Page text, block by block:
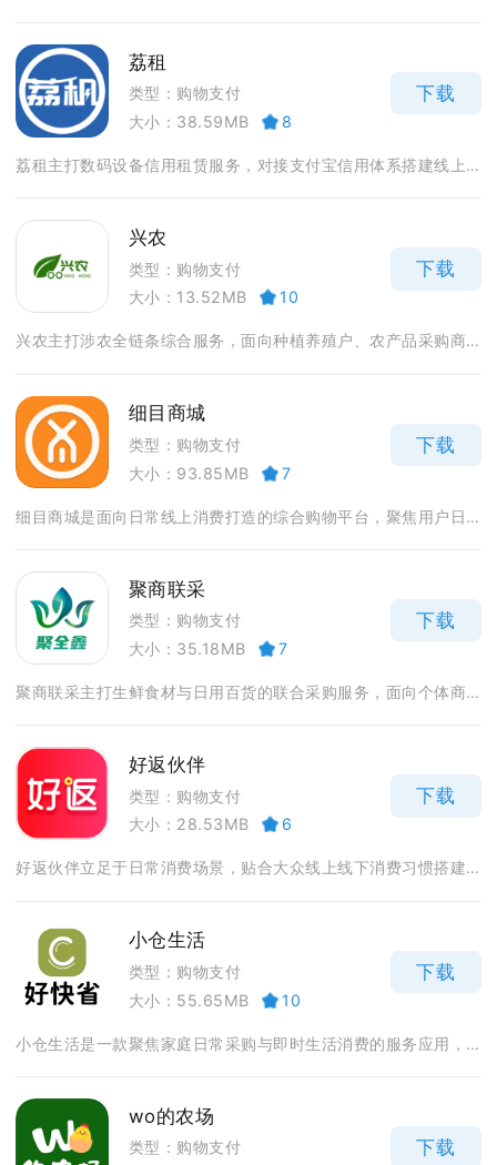
荔租
类型：购物支付
大小：38.59MB
8
下载
荔租主打数码设备信用租赁服务，对接支付宝信用体系搭建线上...
兴农
类型：购物支付
大小：13.52MB
10
下载
兴农主打涉农全链条综合服务，面向种植养殖户、农产品采购商...
细目商城
类型：购物支付
大小：93.85MB
7
下载
细目商城是面向日常线上消费打造的综合购物平台，聚焦用户日...
聚商联采
类型：购物支付
大小：35.18MB
7
下载
聚商联采主打生鲜食材与日用百货的联合采购服务，面向个体商...
好返伙伴
类型：购物支付
大小：28.53MB
6
下载
好返伙伴立足于日常消费场景，贴合大众线上线下消费习惯搭建...
小仓生活
类型：购物支付
大小：55.65MB
10
下载
小仓生活是一款聚焦家庭日常采购与即时生活消费的服务应用，...
wo的农场
类型：购物支付
下载